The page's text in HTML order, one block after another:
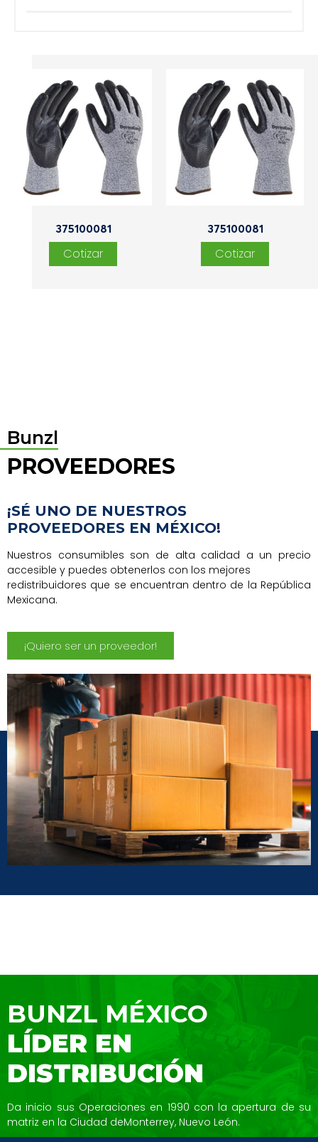
375100081 375100081
Bunzl
PROVEEDORES
¡SÉ UNO DE NUESTROS
PROVEEDORES EN MÉXICO!
Nuestros consumibles son de alta calidad a un precio
accesible y puedes obtenerlos con los mejores
redistribuidores que se encuentran dentro de la República
Mexicana.
¡Quiero ser un proveedor!
BUNZL MÉXICO
LÍDER EN
DISTRIBUCIÓN
Da inicio sus Operaciones en 1990 con la apertura de su
matriz en la Ciudad deMonterrey, Nuevo León.